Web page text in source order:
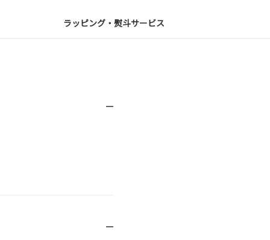
ラッピング・熨斗サービス